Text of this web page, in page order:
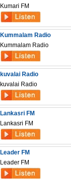
Kumari FM
Kummalam Radio
Kummalam Radio
kuvalai Radio
kuvalai Radio
Lankasri FM
Lankasri FM
Leader FM
Leader FM